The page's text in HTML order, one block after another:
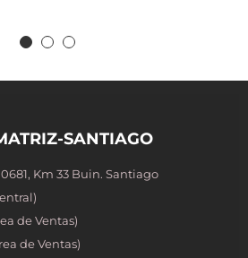
SANTIAGO
Km 33 Buin. Santiago
de Ventas)
de Ventas)